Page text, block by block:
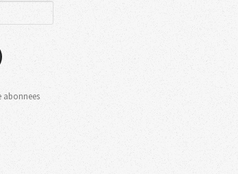
abonnees